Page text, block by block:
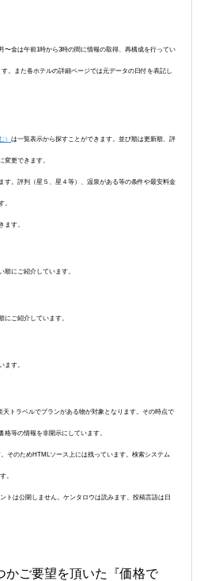
〜金は午前1時から3時の間に情報の取得、再構成を行ってい
。また各ホテルの詳細ページでは元データの日付を表記し
） は一覧表示から探すことができます。並び順は更新順、評
変更できます。
す。評判（星５、星４等）、温泉がある等の条件や最安料金
。
ます。
順にご紹介しています。
にご紹介しています。
ます。
トラベルでプランがある物が対象となります。その時点で
等の情報を非開示にしています。
そのためHTMLソース上には残っています。検索システム
。
トは公開しません。ケンタロウは読みます。投稿言語は日
かご要望を頂いた『価格で